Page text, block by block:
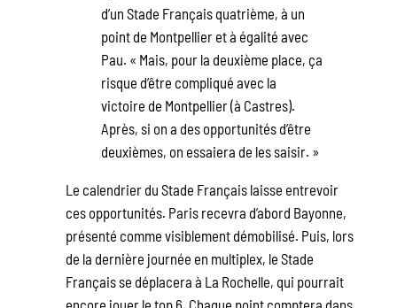
d’un Stade Français quatrième, à un
point de Montpellier et à égalité avec
Pau. « Mais, pour la deuxième place, ça
risque d’être compliqué avec la
victoire de Montpellier (à Castres).
Après, si on a des opportunités d’être
deuxièmes, on essaiera de les saisir. »
Le calendrier du Stade Français laisse entrevoir
ces opportunités. Paris recevra d’abord Bayonne,
présenté comme visiblement démobilisé. Puis, lors
de la dernière journée en multiplex, le Stade
Français se déplacera à La Rochelle, qui pourrait
encore jouer le top 6. Chaque point comptera dans